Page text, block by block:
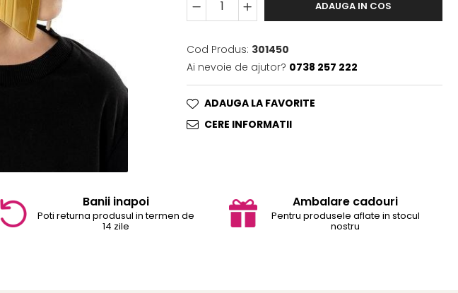
ADAUGA IN COS
Cod Produs: 301450
Ai nevoie de ajutor? 0738 257 222
ADAUGA LA FAVORITE
CERE INFORMATII
Banii inapoi
Poti returna produsul in termen de
14 zile
Ambalare cadouri
Pentru produsele aflate in stocul
nostru